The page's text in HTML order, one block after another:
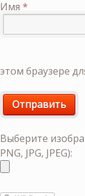
Имя *
этом браузере
Выберите
PNG, JPG, JPEG):